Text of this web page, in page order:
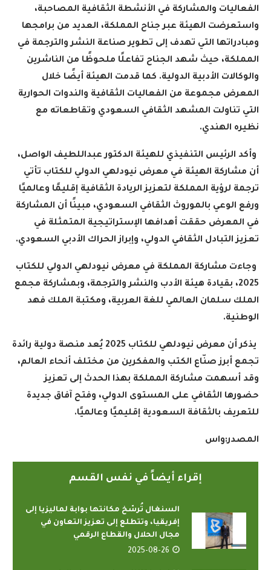
الفعاليات والمشاركة في الأنشطة الثقافية المصاحبة،
واستعرضت الهيئة عبر جناح المملكة، العديد من برامجها
ومبادراتها التي تهدف إلى تطوير صناعة النشر والترجمة في
المملكة، حيث شهد الجناح تفاعلًا ملحوظًا من الناشرين
والوكالات الأدبية الدولية. كما قدمت الهيئة أيضًا خلال
المعرض مجموعة من الفعاليات الثقافية والندوات الحوارية
التي تناولت المشهد الثقافي السعودي وتقاطعاته مع
نظيره الهندي.
وأكد الرئيس التنفيذي للهيئة الدكتور عبداللطيف الواصل،
أن مشاركة الهيئة في معرض نيودلهي الدولي للكتاب تأتي
ترجمة لرؤية المملكة لتعزيز الريادة الثقافية إقليمًا وعالميًا
ورفع الوعي بالموروث الثقافي السعودي، مبينًا أن المشاركة
في المعرض حققت أهدافها الإستراتيجية المتمثلة في
تعزيز التبادل الثقافي الدولي، وإبراز الحراك الأدبي السعودي.
وجاءت مشاركة المملكة في معرض نيودلهي الدولي للكتاب
2025، بقيادة هيئة الأدب والنشر والترجمة، وبمشاركة مجمع
الملك سلمان العالمي للغة العربية، ومكتبة الملك فهد
الوطنية.
يذكر أن معرض نيودلهي للكتاب 2025 يُعد منصة دولية رائدة
تجمع أبرز صنّاع الكتب والمفكرين من مختلف أنحاء العالم،
وقد أسهمت مشاركة المملكة بهذا الحدث إلى تعزيز
حضورها الثقافي على المستوى الدولي، وفتح آفاق جديدة
للتعريف بالثقافة السعودية إقليميًا وعالميًا.
المصدر:واس
إقراء أيضاً في نفس القسم
السنغال تُرسّخ مكانتها بوابة لماليزيا إلى
إفريقيا، وتتطلع إلى تعزيز التعاون في
مجال الحلال والقطاع الرقمي
2025-08-26